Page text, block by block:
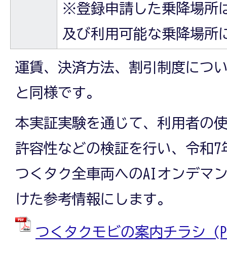
※登録申請した乗降場所
及び利用可能な乗降場所
運賃、決済方法、割引制度につ
と同様です。
本実証実験を通じて、利用者の
許容性などの検証を行い、令和
つくタク全車両へのAIオンデマ
けた参考情報にします。
つくタクモビの案内チラシ